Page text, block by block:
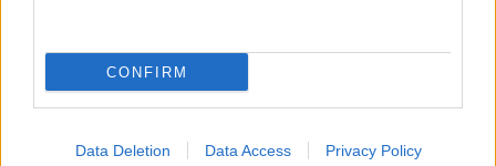
CONFIRM
Data Deletion Data Access Privacy Policy
ΓΙΑ ΤΟ ΚΑΛΟΚΑΙΡΙ ΣΟΥ →